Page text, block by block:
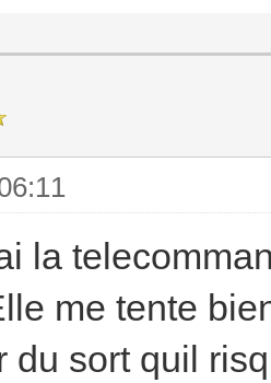
la
me tente
du sort quil